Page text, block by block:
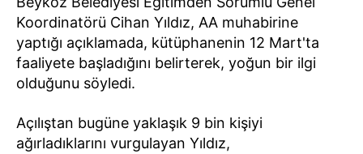
Koordinatörü Cihan Yıldız, AA muhabirine
yaptığı açıklamada, kütüphanenin 12 Mart'ta
faaliyete başladığını belirterek, yoğun bir ilgi
olduğunu söyledi.
Açılıştan bugüne yaklaşık 9 bin kişiyi
ağırladıklarını vurgulayan Yıldız,